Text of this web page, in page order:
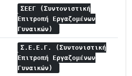
ΣΕΕΓ (Συντονιστική
Επιτροπή Εργαζομένων
Γυναικών)
Σ.Ε.Ε.Γ. (Συντονιστική
Επιτροπή Εργαζομένων
Γυναικών)